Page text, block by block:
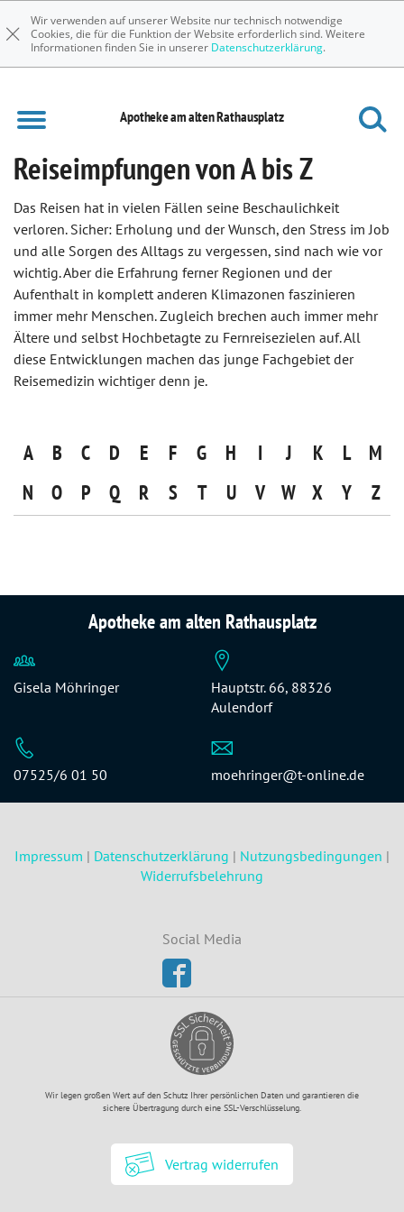
Wir verwenden auf unserer Website nur technisch notwendige
Cookies, die für die Funktion der Website erforderlich sind. Weitere
Informationen finden Sie in unserer Datenschutzerklärung.
Apotheke am alten Rathausplatz
Reiseimpfungen von A bis Z
Das Reisen hat in vielen Fällen seine Beschaulichkeit
verloren. Sicher: Erholung und der Wunsch, den Stress im Job
und alle Sorgen des Alltags zu vergessen, sind nach wie vor
wichtig. Aber die Erfahrung ferner Regionen und der
Aufenthalt in komplett anderen Klimazonen faszinieren
immer mehr Menschen. Zugleich brechen auch immer mehr
Ältere und selbst Hochbetagte zu Fernreisezielen auf. All
diese Entwicklungen machen das junge Fachgebiet der
Reisemedizin wichtiger denn je.
A B C D E F G H I J K L
M
N
O P Q R S T U V W X Y Z
Apotheke am alten Rathausplatz
Gisela Möhringer
Hauptstr. 66, 88326
Aulendorf
07525/6 01 50 moehringer@t-online.de
Impressum | Datenschutzerklärung | Nutzungsbedingungen |
Widerrufsbelehrung
Social Media
Wir legen großen Wert auf den Schutz Ihrer persönlichen Daten und garantieren die
sichere Übertragung durch eine SSL-Verschlüsselung.
Vertrag widerrufen